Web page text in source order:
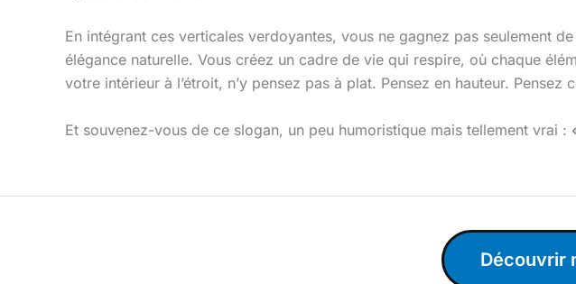
En intégrant ces verticales verdoyantes, vous ne gagnez pas seulement
élégance naturelle. Vous créez un cadre de vie qui respire, où chaque
votre intérieur à l’étroit, n’y pensez pas à plat. Pensez en hauteur.
Et souvenez-vous de ce slogan, un peu humoristique mais tellement vrai :
Découvrir